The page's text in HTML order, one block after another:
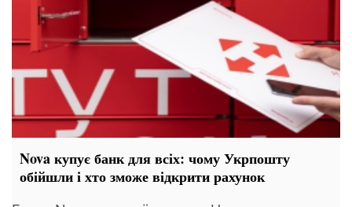
Nova купує банк для всіх: чому Укрпошту
обійшли і хто зможе відкрити рахунок